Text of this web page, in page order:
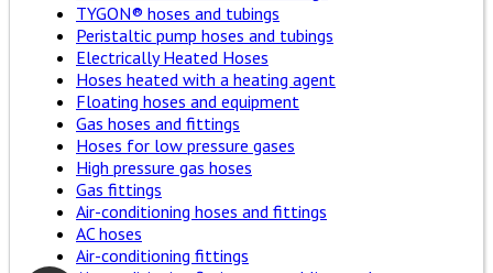
TYGON® hoses and tubings
Peristaltic pump hoses and tubings
Electrically Heated Hoses
Hoses heated with a heating agent
Floating hoses and equipment
Gas hoses and fittings
Hoses for low pressure gases
High pressure gas hoses
Gas fittings
Air-conditioning hoses and fittings
AC hoses
Air-conditioning fittings